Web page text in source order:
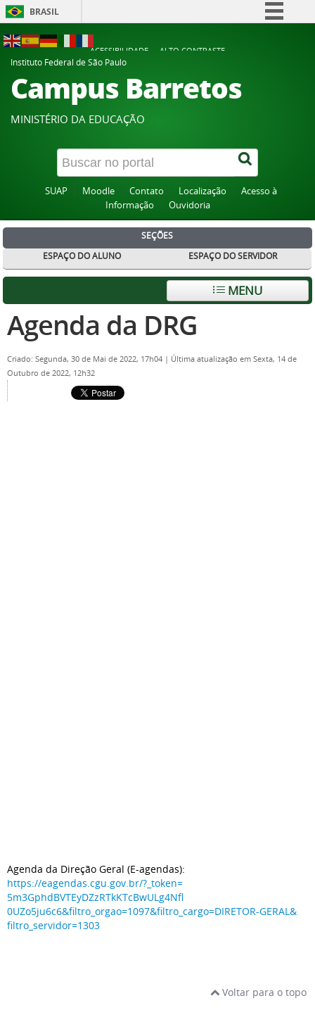
BRASIL
Participe
Acesso à informação
Canais
ACESSIBILIDADE
ALTO CONTRASTE
Instituto Federal de São Paulo
Campus Barretos
MINISTÉRIO DA EDUCAÇÃO
SUAP Moodle Contato Localização
Acesso à
Informação
Ouvidoria
SEÇÕES
ESPAÇO DO ALUNO
ESPAÇO DO SERVIDOR
MENU
Agenda da DRG
Criado: Segunda, 30 de Mai de 2022, 17h04 | Última atualização em Sexta, 14 de
Outubro de 2022, 12h32
Agenda da Direção Geral (E-agendas):
https://eagendas.cgu.gov.br/?_ token=
5m3GphdBVTEyDZzRTkKTcBwULg4Nfl
0UZo5ju6c6&filtro_orgao=1097&filtro_cargo=DIRETOR-GERAL&
filtro_servidor=1303
Voltar para o topo